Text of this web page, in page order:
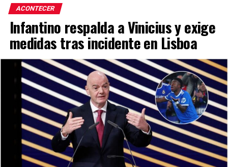
ACONTECER
Infantino respalda a Vinicius y exige
medidas tras incidente en Lisboa